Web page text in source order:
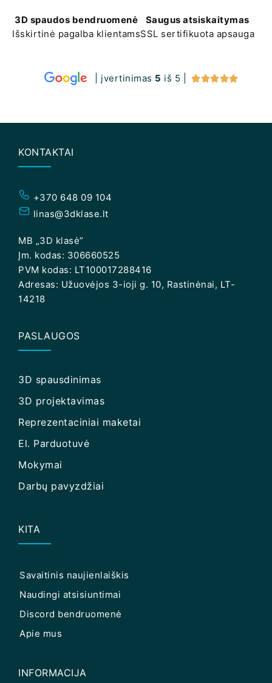
3D spaudos bendruomenė
Išskirtinė pagalba klientams
Saugus atsiskaitymas
SSL sertifikuota apsauga
| įvertinimas 5 iš 5 | 
KONTAKTAI
+370 648 09 104
linas@3dklase.lt
MB „3D klasė”
Įm. kodas: 306660525
PVM kodas: LT100017288416
Adresas: Užuovėjos 3-ioji g. 10, Rastinėnai, LT-
14218
PASLAUGOS
3D spausdinimas
3D projektavimas
Reprezentaciniai maketai
El. Parduotuvė
Mokymai
Darbų pavyzdžiai
KITA
Savaitinis naujienlaiškis
Naudingi atsisiuntimai
Discord bendruomenė
Apie mus
INFORMACIJA